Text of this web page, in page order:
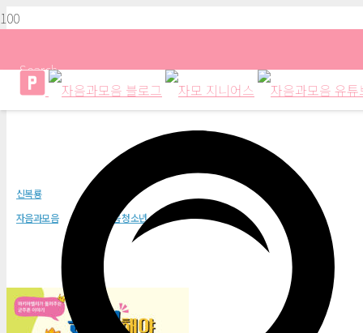
Search
관대해야 할 때 단호해야 할 때(
신복룡
자음과모음
자음과모음 청소년